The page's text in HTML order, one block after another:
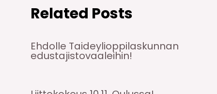
Related Posts
Ehdolle Taideylioppilaskunnan
edustajistovaaleihin!